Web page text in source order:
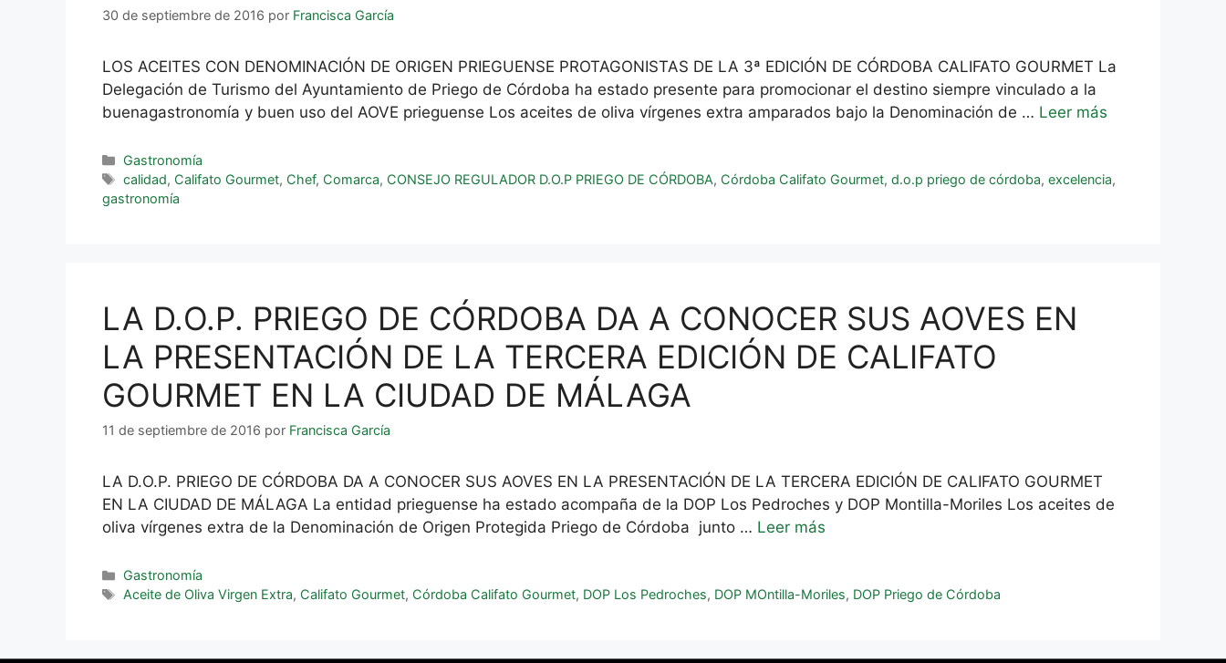
30 de septiembre de 2016 por Francisca García
LOS ACEITES CON DENOMINACIÓN DE ORIGEN PRIEGUENSE PROTAGONISTAS DE LA 3ª EDICIÓN DE CÓRDOBA CALIFATO GOURMET La
Delegación de Turismo del Ayuntamiento de Priego de Córdoba ha estado presente para promocionar el destino siempre vinculado a la
buenagastronomía y buen uso del AOVE prieguense Los aceites de oliva vírgenes extra amparados bajo la Denominación de … Leer más
Gastronomía
calidad, Califato Gourmet, Chef, Comarca, CONSEJO REGULADOR D.O.P PRIEGO DE CÓRDOBA, Córdoba Califato Gourmet,d.o.p priego de córdoba,excelencia,
gastronomía
LA D.O.P. PRIEGO DE CÓRDOBA DA A CONOCER SUS AOVES EN
LA PRESENTACIÓN DE LA TERCERA EDICIÓN DE CALIFATO
GOURMET EN LA CIUDAD DE MÁLAGA
11 de septiembre de 2016 por Francisca García
LA D.O.P. PRIEGO DE CÓRDOBA DA A CONOCER SUS AOVES EN LA PRESENTACIÓN DE LA TERCERA EDICIÓN DE CALIFATO GOURMET
EN LA CIUDAD DE MÁLAGA La entidad prieguense ha estado acompaña de la DOP Los Pedroches y DOP Montilla-Moriles Los aceites de
oliva vírgenes extra de la Denominación de Origen Protegida Priego de Córdoba junto … Leer más
Gastronomía
Aceite de Oliva Virgen Extra, Califato Gourmet, Córdoba Califato Gourmet, DOP Los Pedroches, DOP MOntilla-Moriles, DOP Priego de Córdoba